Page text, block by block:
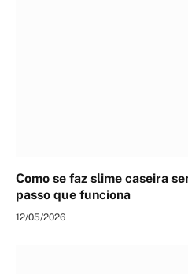
Como se faz slime caseira
passo que funciona
12/05/2026